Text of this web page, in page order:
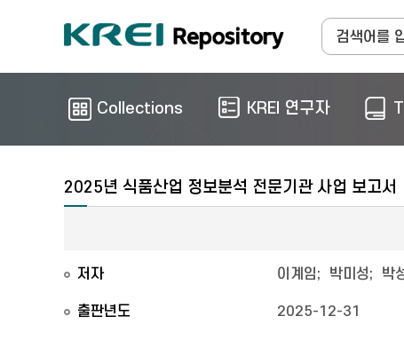
Collections KREI 연구자
2025년 식품산업 정보분석 전문기관 사업 보고서
저자 이계임; 박미성; 박
출판년도 2025-12-31